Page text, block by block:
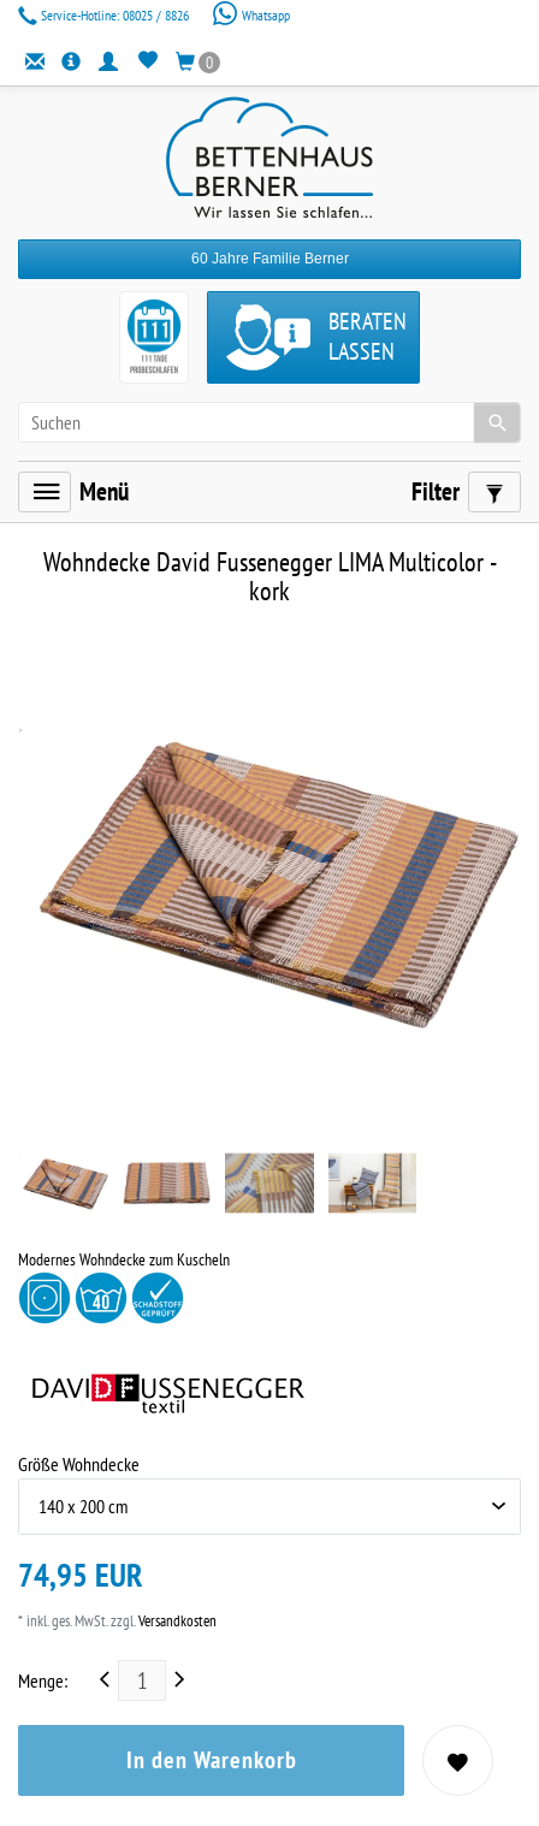
Service-Hotline: 08025 / 8826 Whatsapp
0
60 Jahre Familie Berner
BERATEN
LASSEN
Menü Filter
Wohndecke David Fussenegger LIMA Multicolor -
kork
Modernes Wohndecke zum Kuscheln
Größe Wohndecke
74,95 EUR
* inkl. ges. MwSt. zzgl.Versandkosten
Menge:
In den Warenkorb